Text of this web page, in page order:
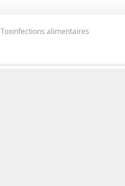
alimentaires